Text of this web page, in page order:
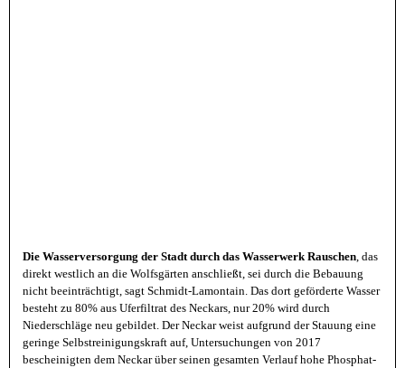
Die Wasserversorgung der Stadt durch das Wasserwerk Rauschen, das
direkt westlich an die Wolfsgärten anschließt, sei durch die Bebauung
nicht beeinträchtigt, sagt Schmidt-Lamontain. Das dort geförderte Wasser
besteht zu 80% aus Uferfiltrat des Neckars, nur 20% wird durch
Niederschläge neu gebildet. Der Neckar weist aufgrund der Stauung eine
geringe Selbstreinigungskraft auf, Untersuchungen von 2017
bescheinigten dem Neckar über seinen gesamten Verlauf hohe Phosphat-